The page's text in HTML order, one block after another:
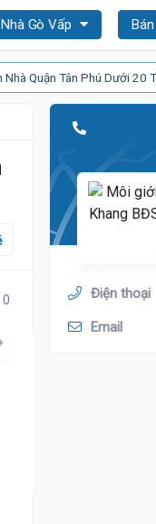
Gò Vấp
Nhà Quận Tân Phú Dưới 20
0 Điện thoại
Email